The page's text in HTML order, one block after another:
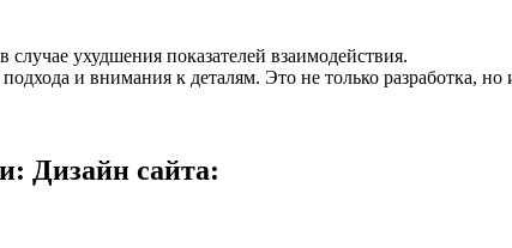
ухудшения показателей взаимодействия.
и внимания к деталям. Это не только разработка,
Дизайн сайта: